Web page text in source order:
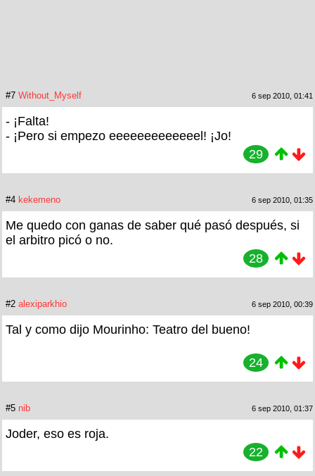
#7 Without_Myself 6 sep 2010, 01:41
- ¡Falta!
- ¡Pero si empezo eeeeeeeeeeeeel! ¡Jo!
29
#4 kekemeno 6 sep 2010, 01:35
Me quedo con ganas de saber qué pasó después, si
el arbitro picó o no.
28
#2 alexiparkhio 6 sep 2010, 00:39
Tal y como dijo Mourinho: Teatro del bueno!
24
#5 nib 6 sep 2010, 01:37
Joder, eso es roja.
22